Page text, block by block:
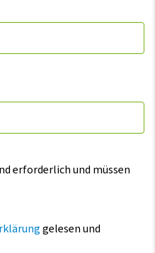
erforderlich und müssen
gelesen und